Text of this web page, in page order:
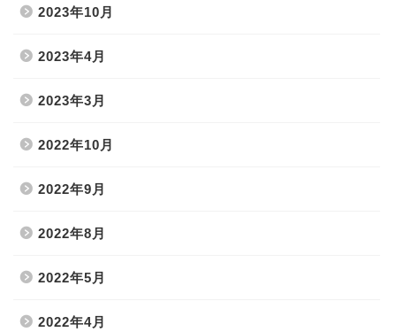
2023年10月
2023年4月
2023年3月
2022年10月
2022年9月
2022年8月
2022年5月
2022年4月